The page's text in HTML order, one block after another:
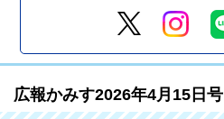
広報かみす2026年4月15日号